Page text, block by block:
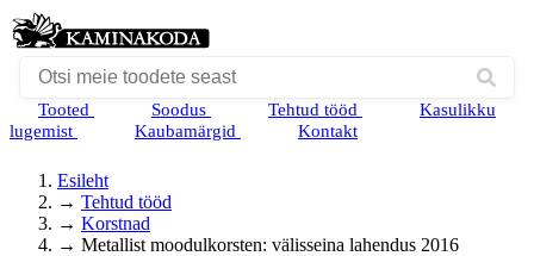
Tooted Soodus Tehtud tööd
Kasulikku
lugemist
Kaubamärgid Kontakt
Esileht
→ Tehtud tööd
→ Korstnad
→ Metallist moodulkorsten: välisseina lahendus 2016